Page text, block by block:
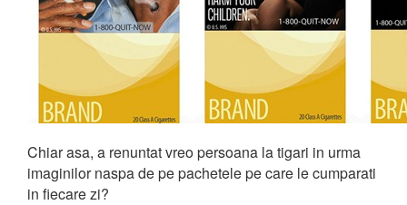
Chiar asa, a renuntat vreo persoana la tigari in urma
imaginilor naspa de pe pachetele pe care le cumparati
in fiecare zi?